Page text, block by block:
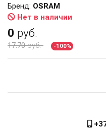
Нет в наличии
Бренд: OSRAM
0 руб.
17.70руб. -100%